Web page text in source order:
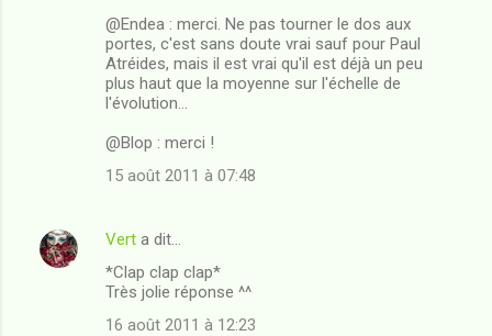
@Endea : merci. Ne pas tourner le dos aux
portes, c'est sans doute vrai sauf pour Paul
Atréides, mais il est vrai qu'il est déjà un peu
plus haut que la moyenne sur l'échelle de
l'évolution...
@Blop : merci !
15 août 2011 à 07:48
Vert a dit…
*Clap clap clap*
Très jolie réponse ^^
16 août 2011 à 12:23